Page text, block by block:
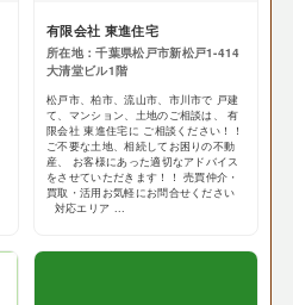
有限会社 東進住宅
所在地：千葉県松戸市新松戸1-414
大清堂ビル1階
松戸市、柏市、流山市、市川市で 戸建
て、マンション、土地のご相談は、 有
限会社 東進住宅に ご相談ください！！
ご不要な土地、相続してお困りの不動
産、 お客様にあった適切なアドバイス
をさせていただきます！！ 売買仲介・
買取・活用お気軽にお問合せください
対応エリア ...